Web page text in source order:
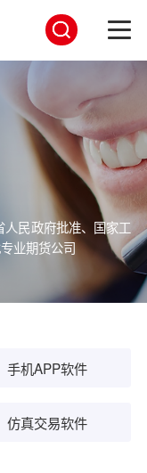
民政府批准、国家工
业期货公司
手机APP软件
仿真交易软件